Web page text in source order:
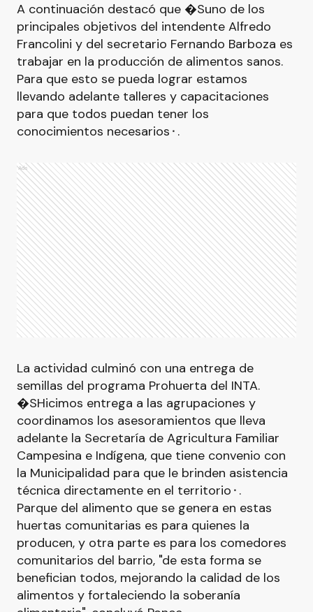
A continuación destacó que �Suno de los
principales objetivos del intendente Alfredo
Francolini y del secretario Fernando Barboza es
trabajar en la producción de alimentos sanos.
Para que esto se pueda lograr estamos
llevando adelante talleres y capacitaciones
para que todos puedan tener los
conocimientos necesarios⬝.
Ads
La actividad culminó con una entrega de
semillas del programa Prohuerta del INTA.
�SHicimos entrega a las agrupaciones y
coordinamos los asesoramientos que lleva
adelante la Secretaría de Agricultura Familiar
Campesina e Indígena, que tiene convenio con
la Municipalidad para que le brinden asistencia
técnica directamente en el territorio⬝.
Parque del alimento que se genera en estas
huertas comunitarias es para quienes la
producen, y otra parte es para los comedores
comunitarios del barrio, "de esta forma se
benefician todos, mejorando la calidad de los
alimentos y fortaleciendo la soberanía